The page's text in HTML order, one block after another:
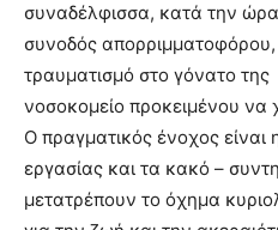
συναδέλφισσα, κατά την
συνοδός
τραυματισμό στο γόνατο της
νοσοκομείο προκειμένου να
Ο πραγματικός ένοχος είναι
εργασίας και τα κακό –
μετατρέπουν το όχημα